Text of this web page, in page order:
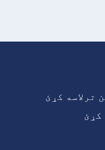
ترلاسه کړئ
کړئ